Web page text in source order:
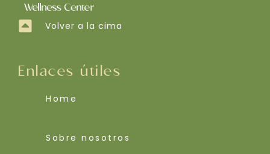
Volver a la cima
Enlaces útiles
Home
Sobre nosotros